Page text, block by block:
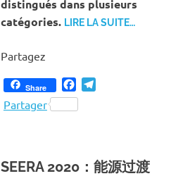
distingués dans plusieurs
catégories. LIRE LA SUITE…
Partagez
Share Facebook
Partager
SEERA 2020：能源过渡